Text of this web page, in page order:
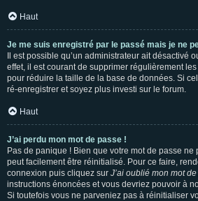
Haut
Je me suis enregistré par le passé mais je ne
Il est possible qu’un administrateur ait désactivé
effet, il est courant de supprimer régulièrement
pour réduire la taille de la base de données. Si
ré-enregistrer et soyez plus investi sur le forum.
Haut
J’ai perdu mon mot de passe !
Pas de panique ! Bien que votre mot de passe ne
peut facilement être réinitialisé. Pour ce faire,
connexion puis cliquez sur J’ai oublié mon mot
instructions énoncées et vous devriez pouvoir à
Si toutefois vous ne parveniez pas à réinitialiser